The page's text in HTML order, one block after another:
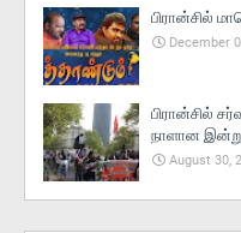
பிரான்சில்
December
பிரான்சில்
நாளான
August 30,